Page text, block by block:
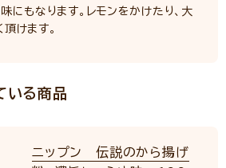
にもなります。レモンをかけたり、大
けます。
いる商品
ニップン 伝説のから揚げ